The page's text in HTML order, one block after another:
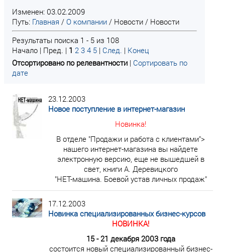
Изменен: 03.02.2009
Путь: Главная / О компании / Новости / Новости
Результаты поиска 1 - 5 из 108
Начало | Пред. | 1 2 3 4 5 | След. | Конец
Отсортировано по релевантности | Сортировать по
дате
23.12.2003
Новое поступление в интернет-магазин
Новинка!
В отделе "Продажи и работа с клиентами">
нашего интернет-магазина вы найдете
электронную версию, еще не вышедшей в
свет, книги А. Деревицкого
"НЕТ-машина. Боевой устав личных продаж"
17.12.2003
Новинка специализированных бизнес-курсов
НОВИНКА!
15 - 21 декабря 2003 года
состоится новый специализированный бизнес-